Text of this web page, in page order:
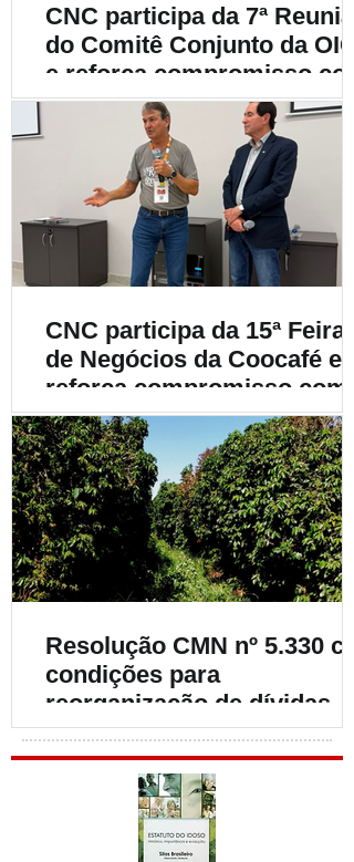
CNC participa da 7ª Reunião
do Comitê Conjunto da OIC
e reforça compromisso com
a cafeicultura mundial
CNC participa da 15ª Feira
de Negócios da Coocafé e
reforça compromisso com
fortalecimento da
cafeicultura
Resolução CMN nº 5.330
condições para
reorganização de dívidas de
cafeicultores